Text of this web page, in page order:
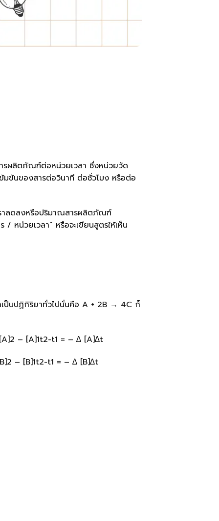
รผลิตภัณฑ์ต่อหน่วยเวลา ซึ่งหน่วยวัด
มข้นของสารต่อวินาที ต่อชั่วโมง หรือต่อ
าลดลงหรือปริมาณสารผลิตภัณฑ์
หน่วยเวลา” หรือจะเขียนสูตรให้เห็น
เป็นปฏิกิริยาทั่วไปนั่นคือ A + 2B → 4C ก็
[A]2 – [A]1t2-t1 = – ∆ [A]∆t
– [B]1t2-t1 = – ∆ [B]∆t